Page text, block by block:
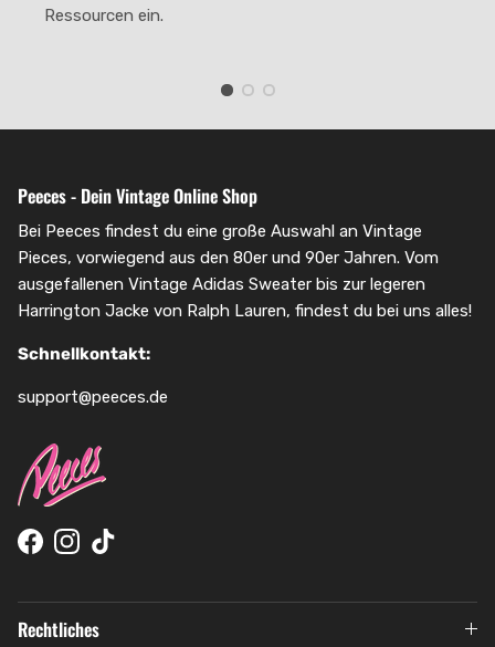
Ressourcen ein.
Peeces - Dein Vintage Online Shop
Bei Peeces findest du eine große Auswahl an Vintage
Pieces, vorwiegend aus den 80er und 90er Jahren. Vom
ausgefallenen Vintage Adidas Sweater bis zur legeren
Harrington Jacke von Ralph Lauren, findest du bei uns alles!
Schnellkontakt:
support@peeces.de
Facebook
Instagram
TikTok
Rechtliches